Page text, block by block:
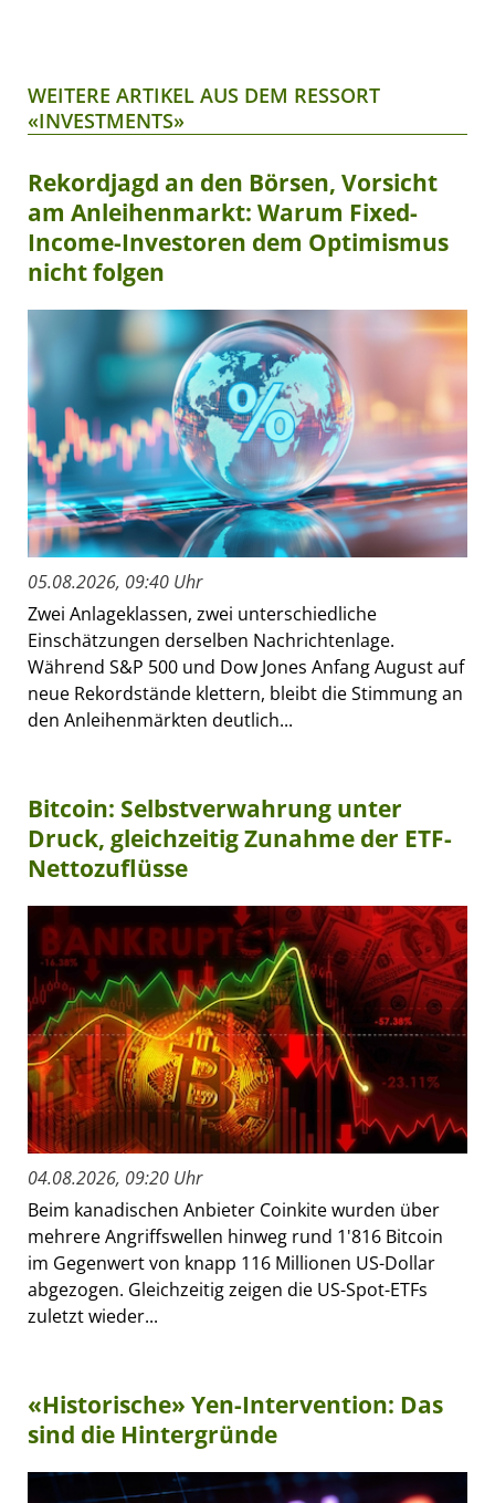
WEITERE ARTIKEL AUS DEM RESSORT
«INVESTMENTS»
Rekordjagd an den Börsen, Vorsicht
am Anleihenmarkt: Warum Fixed-
Income-Investoren dem Optimismus
nicht folgen
05.08.2026, 09:40 Uhr
Zwei Anlageklassen, zwei unterschiedliche
Einschätzungen derselben Nachrichtenlage.
Während S&P 500 und Dow Jones Anfang August auf
neue Rekordstände klettern, bleibt die Stimmung an
den Anleihenmärkten deutlich...
Bitcoin: Selbstverwahrung unter
Druck, gleichzeitig Zunahme der ETF-
Nettozuflüsse
04.08.2026, 09:20 Uhr
Beim kanadischen Anbieter Coinkite wurden über
mehrere Angriffswellen hinweg rund 1'816 Bitcoin
im Gegenwert von knapp 116 Millionen US-Dollar
abgezogen. Gleichzeitig zeigen die US-Spot-ETFs
zuletzt wieder...
«Historische» Yen-Intervention: Das
sind die Hintergründe